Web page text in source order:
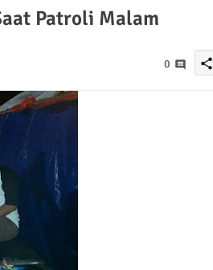
Patroli Malam
0 share